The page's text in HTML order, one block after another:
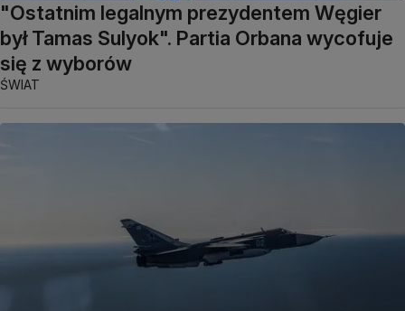
"Ostatnim legalnym prezydentem Węgier
był Tamas Sulyok". Partia Orbana wycofuje
się z wyborów
ŚWIAT